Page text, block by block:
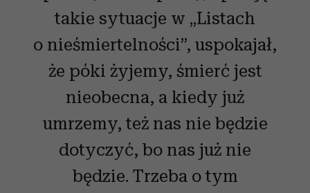
takie sytuacje w „Listach
o nieśmiertelności”, uspokajał,
że póki żyjemy, śmierć jest
nieobecna, a kiedy już
umrzemy, też nas nie będzie
dotyczyć, bo nas już nie
będzie. Trzeba o tym